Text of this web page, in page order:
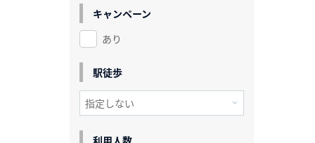
キャンペーン
あり
駅徒歩
利用人数